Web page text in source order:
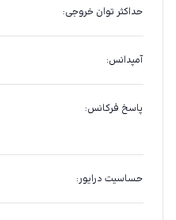
حداکثر توان خروجی:
آمپدانس:
پاسخ فرکانس:
حساسیت درایور: